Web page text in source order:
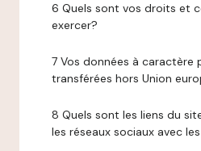
6 Quels sont vos droits et
exercer?
7 Vos données à caractère
transférées hors Union
8 Quels sont les liens du
les réseaux sociaux avec